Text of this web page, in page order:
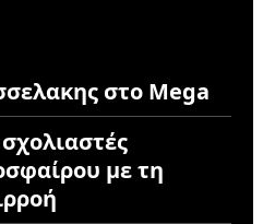
στο Mega
σχολιαστές
με τη